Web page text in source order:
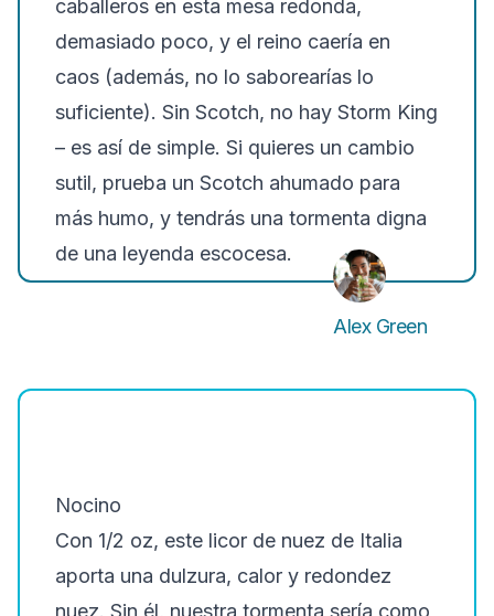
caballeros en esta mesa redonda,
demasiado poco, y el reino caería en
caos (además, no lo saborearías lo
suficiente). Sin Scotch, no hay Storm King
– es así de simple. Si quieres un cambio
sutil, prueba un Scotch ahumado para
más humo, y tendrás una tormenta digna
de una leyenda escocesa.
Alex Green
Nocino
Con 1/2 oz, este licor de nuez de Italia
aporta una dulzura, calor y redondez
nuez. Sin él, nuestra tormenta sería como